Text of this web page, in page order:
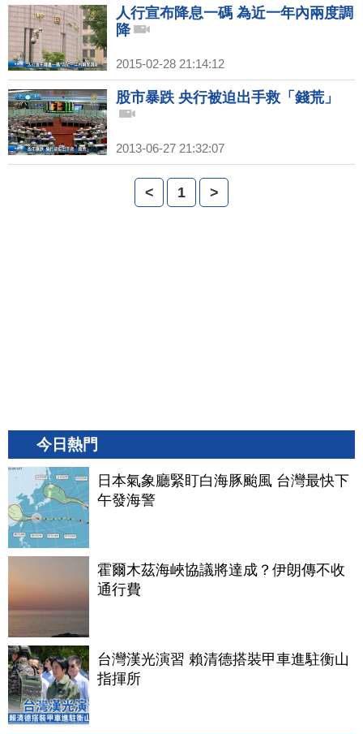
人行宣布降息一碼 為近一年內兩度調
降
2015-02-28 21:14:12
股市暴跌 央行被迫出手救「錢荒」
2013-06-27 21:32:07
< 1 >
今日熱門
日本氣象廳緊盯白海豚颱風 台灣最快下
午發海警
霍爾木茲海峽協議將達成？伊朗傳不收
通行費
台灣漢光演習 賴清德搭裝甲車進駐衡山
指揮所